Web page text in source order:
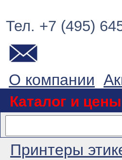
Тел. +7 (495)
О компании
Каталог и
Принтеры